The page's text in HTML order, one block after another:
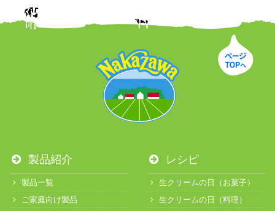
製品紹介
製品一覧
ご家庭向け製品
レシピ
生クリームの日（お菓子）
生クリームの日（料理）